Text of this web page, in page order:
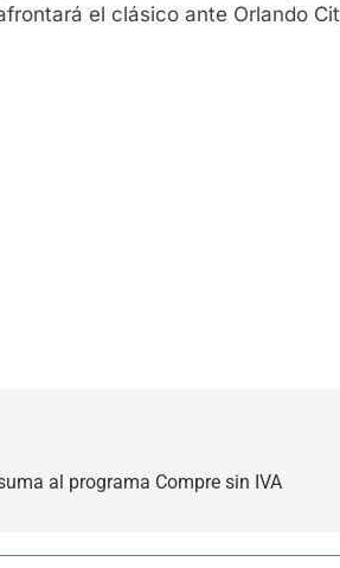
el clásico ante Orlando
al programa Compre sin IVA